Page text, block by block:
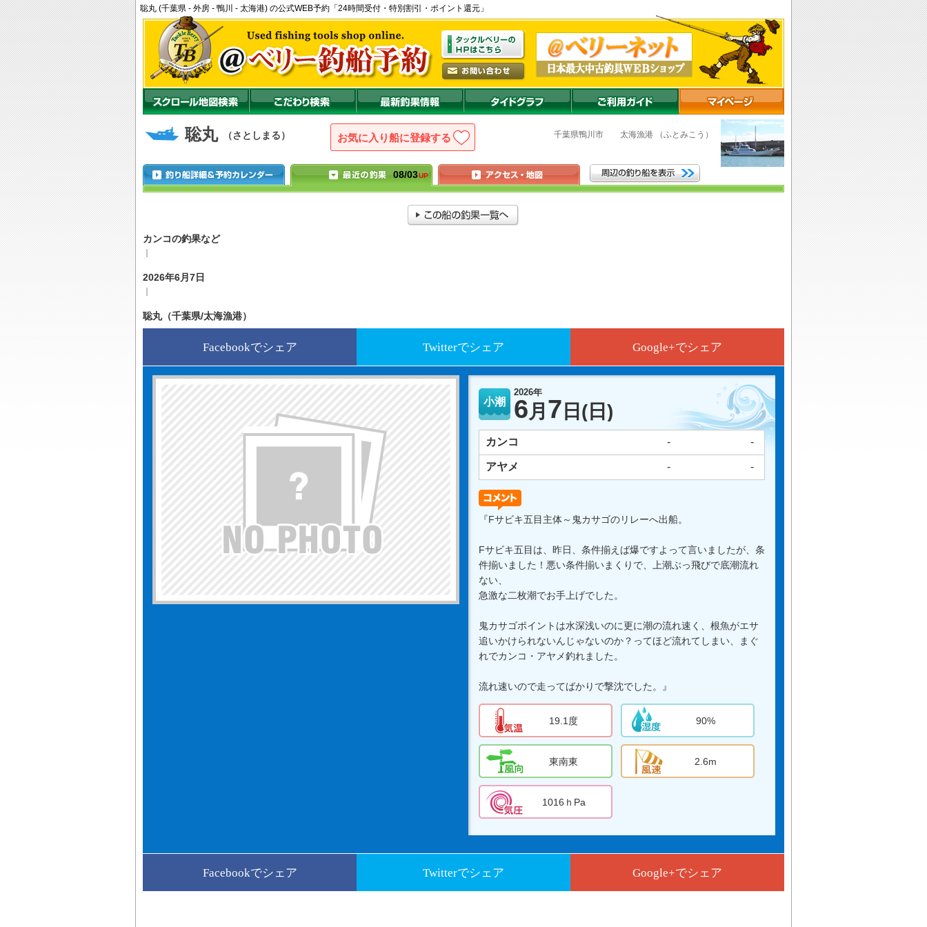
聡丸 (千葉県 - 外房 - 鴨川 - 太海港) の公式WEB予約「24時間受付・特別割引・ポイント還元」
聡丸 （さとしまる） お気に入り船に登録 千葉県鴨川市 太海漁港 （ふとみこう）
08/03UP
カンコの釣果など
2026年6月7日
聡丸（千葉県/太海漁港）
Facebookでシェア Twitterでシェア Google+でシェア
小潮
2026年
6月 7 日 (日)
カンコ - -
アヤメ - -
『Fサビキ五目主体～鬼カサゴのリレーへ出船。
Fサビキ五目は、昨日、条件揃えば爆ですよって言いましたが、条
件揃いました！悪い条件揃いまくりで、上潮ぶっ飛びで底潮流れ
ない、
急激な二枚潮でお手上げでした。
鬼カサゴポイントは水深浅いのに更に潮の流れ速く、根魚がエサ
追いかけられないんじゃないのか？ってほど流れてしまい、まぐ
れでカンコ・アヤメ釣れました。
流れ速いので走ってばかりで撃沈でした。』
19.1度 90%
東南東 2.6m
1016ｈPa
Facebookでシェア Twitterでシェア Google+でシェア